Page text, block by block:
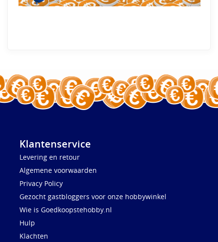
Klantenservice
Levering en retour
Algemene voorwaarden
Privacy Policy
Gezocht gastbloggers voor onze hobbywinkel
Wie is Goedkoopstehobby.nl
Hulp
Klachten